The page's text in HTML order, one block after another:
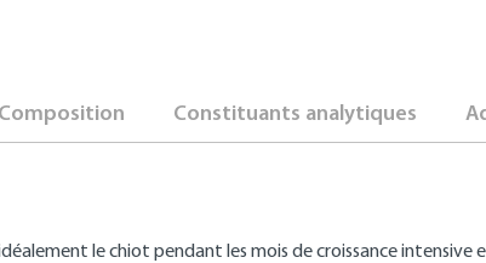
Composition Constituants analytiques
le chiot pendant les mois de croissance intensive